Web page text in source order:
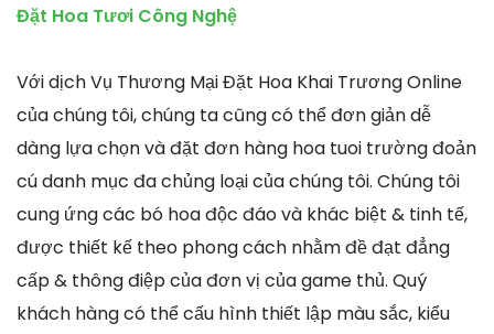
Đặt Hoa Tươi Công Nghệ
Với dịch Vụ Thương Mại Đặt Hoa Khai Trương Online
của chúng tôi, chúng ta cũng có thể đơn giản dễ
dàng lựa chọn và đặt đơn hàng hoa tuoi trường đoản
cú danh mục đa chủng loại của chúng tôi. Chúng tôi
cung ứng các bó hoa độc đáo và khác biệt & tinh tế,
được thiết kế theo phong cách nhằm đề đạt đẳng
cấp & thông điệp của đơn vị của game thủ. Quý
khách hàng có thể cấu hình thiết lập màu sắc, kiểu